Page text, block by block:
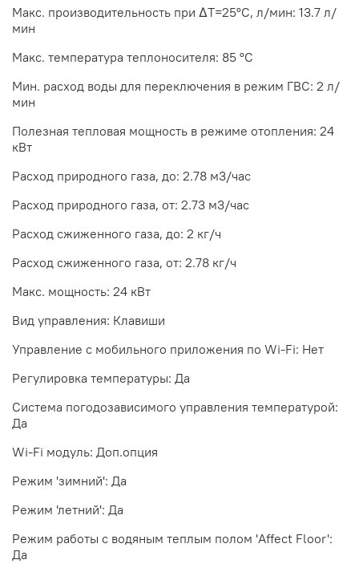
Макс. производительность при ΔТ=25°С, л/мин: 13.7 л/
мин
Макс. температура теплоносителя: 85 °С
Мин. расход воды для переключения в режим ГВС: 2 л/
мин
Полезная тепловая мощность в режиме отопления: 24
кВт
Расход природного газа, до: 2.78 м3/час
Расход природного газа, от: 2.73 м3/час
Расход сжиженного газа, до: 2 кг/ч
Расход сжиженного газа, от: 2.78 кг/ч
Макс. мощность: 24 кВт
Вид управления: Клавиши
Управление c мобильного приложения по Wi-Fi: Нет
Регулировка температуры: Да
Система погодозависимого управления температурой:
Да
Wi-Fi модуль: Доп.опция
Режим 'зимний': Да
Режим 'летний': Да
Режим работы с водяным теплым полом 'Affect Floor':
Да